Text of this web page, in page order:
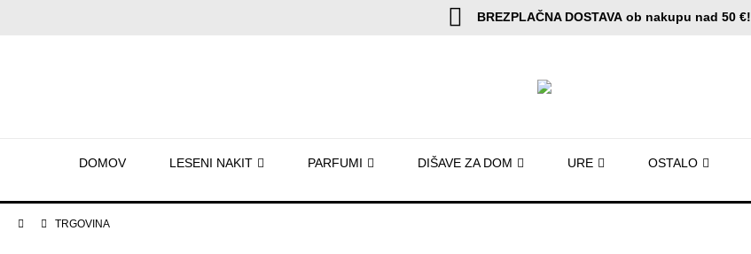
BREZPLAČNA DOSTAVA ob nakupu nad 50 €!
DOMOV LESENI NAKIT PARFUMI DIŠAVE ZA DOM URE OSTALO
TRGOVINA